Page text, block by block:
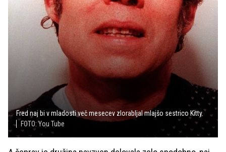
Fred naj bi v mladosti več mesecev zlorabljal mlajšo sestrico Kitty.
FOTO: You Tube